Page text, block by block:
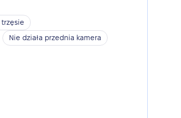
trzęsie
Nie działa przednia kamera